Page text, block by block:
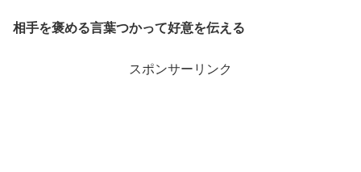
相手を褒める言葉つかって好意を伝える
スポンサーリンク